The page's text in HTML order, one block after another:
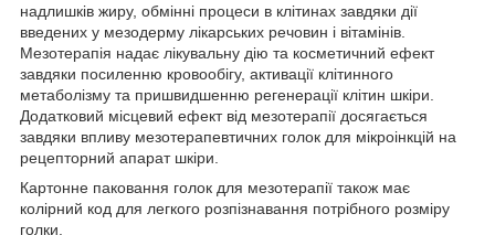
надлишків жиру, обмінні процеси в клітинах завдяки дії
введених у мезодерму лікарських речовин і вітамінів.
Мезотерапія надає лікувальну дію та косметичний ефект
завдяки посиленню кровообігу, активації клітинного
метаболізму та пришвидшенню регенерації клітин шкіри.
Додатковий місцевий ефект від мезотерапії досягається
завдяки впливу мезотерапевтичних голок для мікроінкцій на
рецепторний апарат шкіри.
Картонне паковання голок для мезотерапії також має
колірний код для легкого розпізнавання потрібного розміру
голки.